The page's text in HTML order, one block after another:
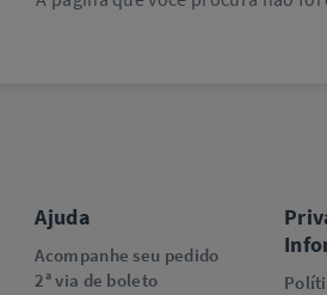
Ajuda
Acompanhe seu pedido
2ª via de boleto